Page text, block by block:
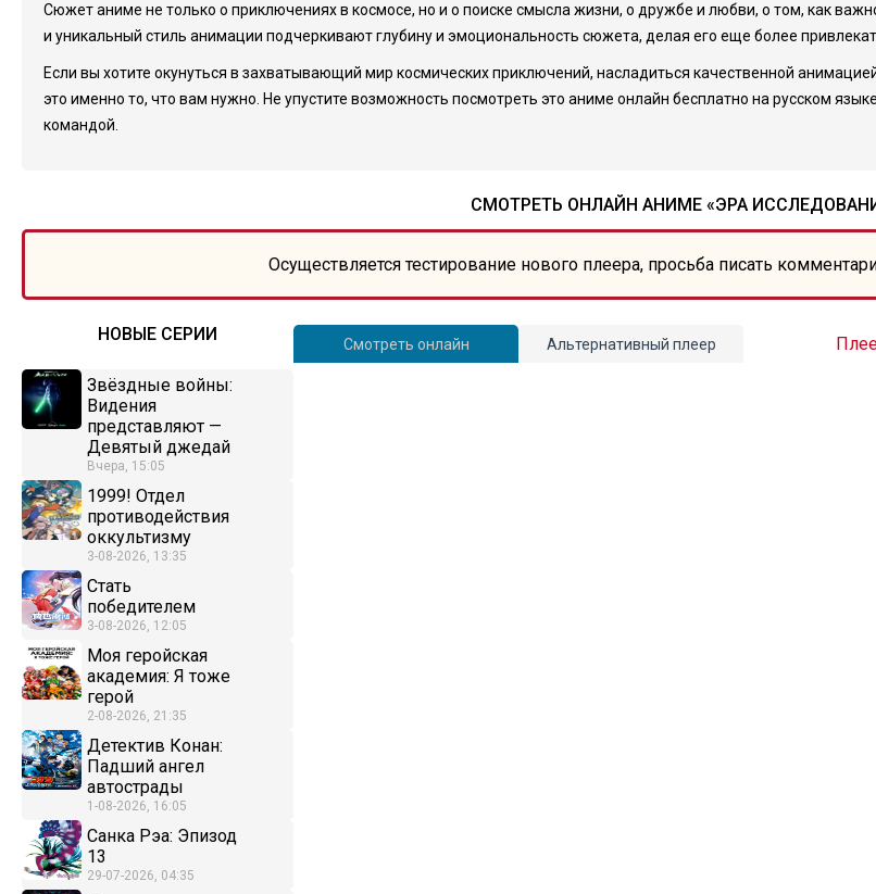
Сюжет аниме не только о приключениях в космосе, но и о поиске смысла жизни, о дружбе и любви, о том, как
и уникальный стиль анимации подчеркивают глубину и эмоциональность сюжета, делая его еще более
Если вы хотите окунуться в захватывающий мир космических приключений, насладиться качественной
это именно то, что вам нужно. Не упустите возможность посмотреть это аниме онлайн бесплатно на русском
командой.
СМОТРЕТЬ ОНЛАЙН АНИМЕ «ЭРА
Осуществляется тестирование нового плеера, просьба писать
НОВЫЕ СЕРИИ
Звёздные войны:
Видения
представляют —
Девятый джедай
Вчера, 15:05
1999! Отдел
противодействия
оккультизму
3-08-2026, 13:35
Стать
победителем
3-08-2026, 12:05
Моя геройская
академия: Я тоже
герой
2-08-2026, 21:35
Детектив Конан:
Падший ангел
автострады
1-08-2026, 16:05
Санка Рэа: Эпизод
13
29-07-2026, 04:35
Смотреть онлайн Альтернативный плеер